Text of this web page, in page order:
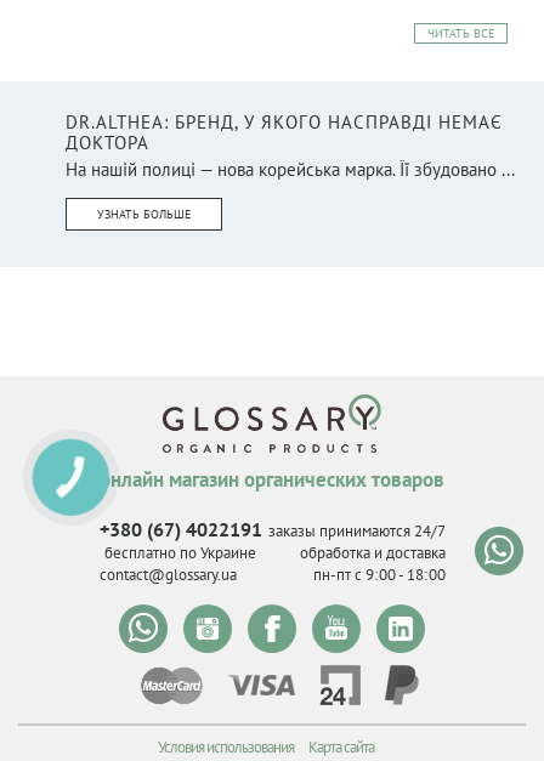
ЧИТАТЬ ВСЕ
DR.ALTHEA: БРЕНД, У ЯКОГО НАСПРАВДІ НЕМАЄ
ДОКТОРА
На нашій полиці — нова корейська марка. Її збудовано ...
УЗНАТЬ БОЛЬШЕ
онлайн магазин органических товаров
+380 (67) 4022191
бесплатно по Украине
contact@glossary.ua
заказы принимаются 24/7
обработка и доставка
пн-пт с 9:00 - 18:00
Условия использования Карта сайта
КНОПКА
СВЯЗИ